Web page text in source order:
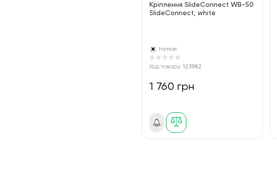
Кріплення SlideConnect WB-50
SlideConnect, white
Немає
Код товару: 123982
1 760 грн